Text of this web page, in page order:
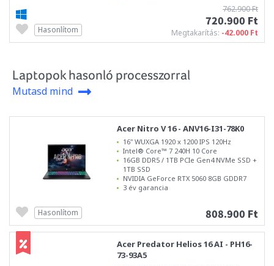
762.900 Ft
720.900 Ft
Megtakarítás: -42.000 Ft
Hasonlítom
Laptopok hasonló processzorral
Mutasd mind
Acer Nitro V 16 - ANV16-I31-78K0
16" WUXGA 1920 x 1200 IPS 120Hz
Intel® Core™ 7 240H 10 Core
16GB DDR5 / 1TB PCIe Gen4 NVMe SSD +
1TB SSD
NVIDIA GeForce RTX 5060 8GB GDDR7
3 év garancia
808.900 Ft
Hasonlítom
Acer Predator Helios 16 AI - PH16-
73-93A5